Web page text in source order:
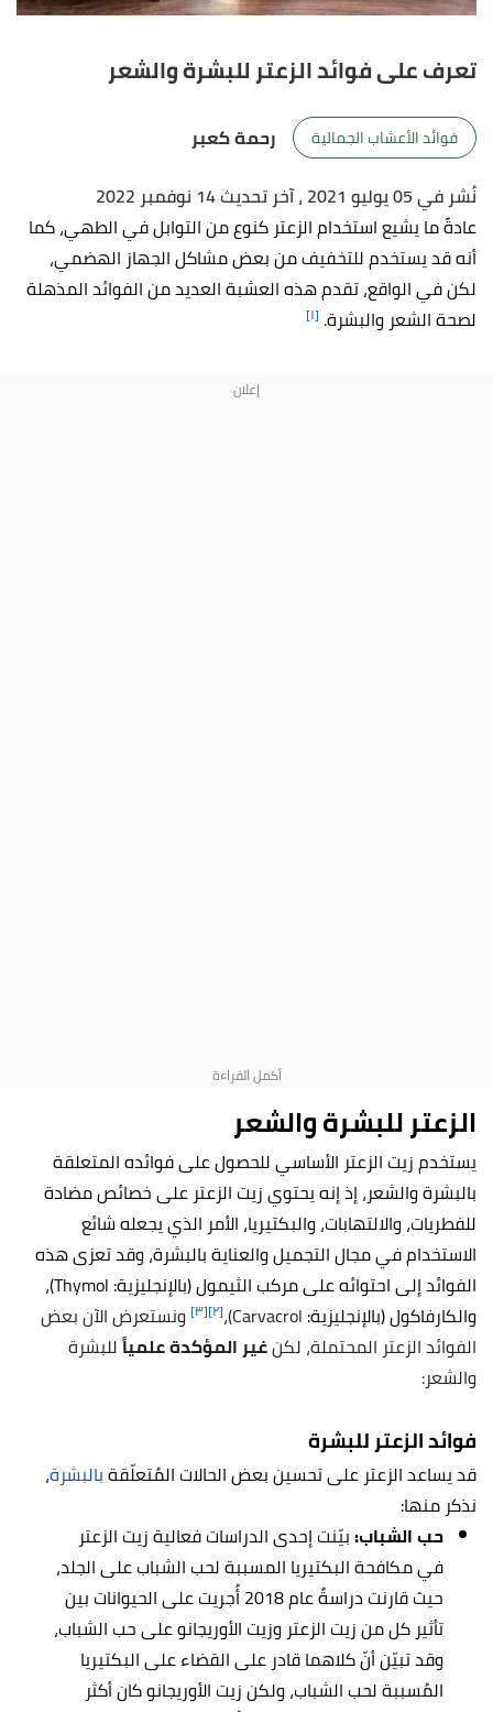
تعرف على فوائد الزعتر للبشرة والشعر
فوائد الأعشاب الجمالية
رحمة كعبر
نُشر في 05 يوليو 2021
، آخر تحديث 14 نوفمبر 2022
عادةً ما يشيع استخدام الزعتر كنوع من التوابل في الطهي، كما
أنه قد يستخدم للتخفيف من بعض مشاكل الجهاز الهضمي،
لكن في الواقع، تقدم هذه العشبة العديد من الفوائد المذهلة
لصحة الشعر والبشرة. [١]
الزعتر للبشرة والشعر
يستخدم زيت الزعتر الأساسي للحصول على فوائده المتعلقة
بالبشرة والشعر، إذ إنه يحتوي زيت الزعتر على خصائص مضادة
للفطريات، والالتهابات، والبكتيريا، الأمر الذي يجعله شائع
الاستخدام في مجال التجميل والعناية بالبشرة، وقد تعزى هذه
الفوائد إلى احتوائه على مركب الثيمول (بالإنجليزية: Thymol)،
والكارفاكول (بالإنجليزية: Carvacrol)، [٢] [٣]
ونستعرض الآن بعض
الفوائد الزعتر المحتملة، لكنغير المؤكدة علمياًللبشرة
والشعر:
فوائد الزعتر للبشرة
قد يساعد الزعتر على تحسين بعض الحالات المُتعلّقةبالبشرة،
نذكر منها:
حب الشباب:بيّنت إحدى الدراسات فعالية زيت الزعتر
في مكافحة البكتيريا المسببة لحب الشباب على الجلد،
حيث قارنت دراسةٌ عام 2018 أُجريت على الحيوانات بين
تأثير كل من زيت الزعتر وزيت الأوريجانو على حب الشباب،
وقد تبيّن أنّ كلاهما قادر على القضاء على البكتيريا
المُسببة لحب الشباب، ولكن زيت الأوريجانو كان أكثر